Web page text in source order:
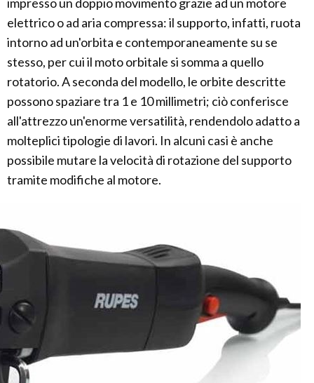
elettrico o ad aria compressa: il supporto, infatti, ruota
intorno ad un'orbita e contemporaneamente su se
stesso, per cui il moto orbitale si somma a quello
rotatorio. A seconda del modello, le orbite descritte
possono spaziare tra 1 e 10 millimetri; ciò conferisce
all'attrezzo un'enorme versatilità, rendendolo adatto a
molteplici tipologie di lavori. In alcuni casi è anche
possibile mutare la velocità di rotazione del supporto
tramite modifiche al motore.